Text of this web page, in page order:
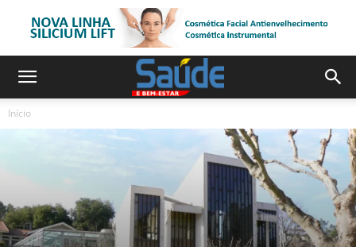
Início